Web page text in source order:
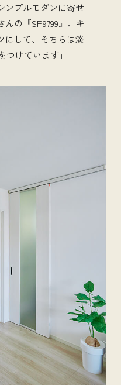
ンプルモダンに寄せ
の『SP9799』。キ
にして、そちらは淡
つけています」